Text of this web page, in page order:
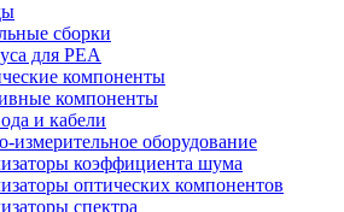
сборки
для РЕА
компоненты
компоненты
и кабели
измерительное оборудование
коэффициента шума
оптических компонентов
спектра